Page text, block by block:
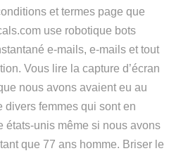
et termes page que
use robotique bots
e-mails, e-mails et tout
Vous lire la capture d’écran
nous avons avaient eu au
divers femmes qui sont en
états-unis même si nous avons
que 77 ans homme. Briser le